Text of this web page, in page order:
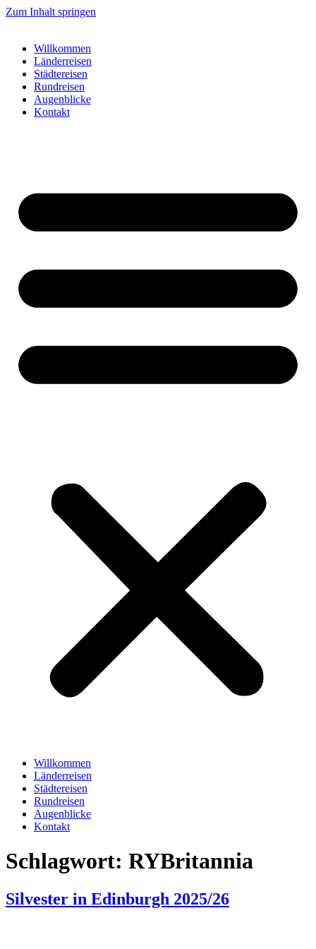
Zum Inhalt springen
Willkommen
Länderreisen
Städtereisen
Rundreisen
Augenblicke
Kontakt
Willkommen
Länderreisen
Städtereisen
Rundreisen
Augenblicke
Kontakt
Schlagwort: RYBritannia
Silvester in Edinburgh 2025/26